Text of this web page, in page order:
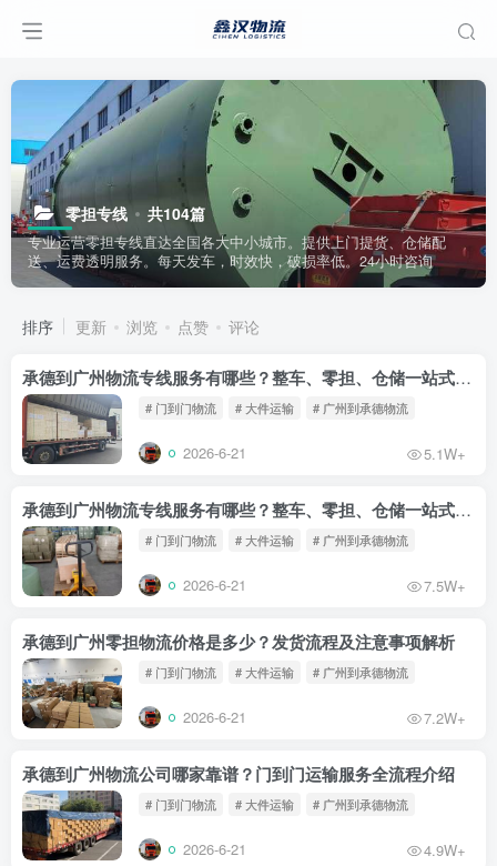
零担专线 共104篇
专业运营零担专线直达全国各大中小城市。提供上门提货、仓储配
送、运费透明服务。每天发车，时效快，破损率低。24小时咨询
排序 更新 浏览 点赞 评论
承德到广州物流专线服务有哪些？整车、零担、仓储一站式解决方案
# 门到门物流 # 大件运输 # 广州到承德物流
2026-6-21 5.1W+
承德到广州物流专线服务有哪些？整车、零担、仓储一站式解决方案
# 门到门物流 # 大件运输 # 广州到承德物流
2026-6-21 7.5W+
承德到广州零担物流价格是多少？发货流程及注意事项解析
# 门到门物流 # 大件运输 # 广州到承德物流
2026-6-21 7.2W+
承德到广州物流公司哪家靠谱？门到门运输服务全流程介绍
# 门到门物流 # 大件运输 # 广州到承德物流
2026-6-21 4.9W+